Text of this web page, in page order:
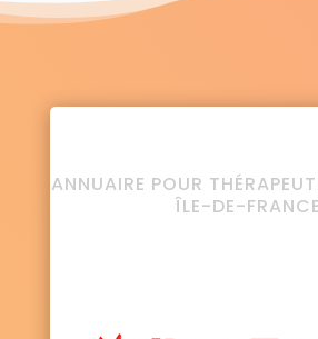
ANNUAIRE POUR
ÎLE-DE-FRANCE